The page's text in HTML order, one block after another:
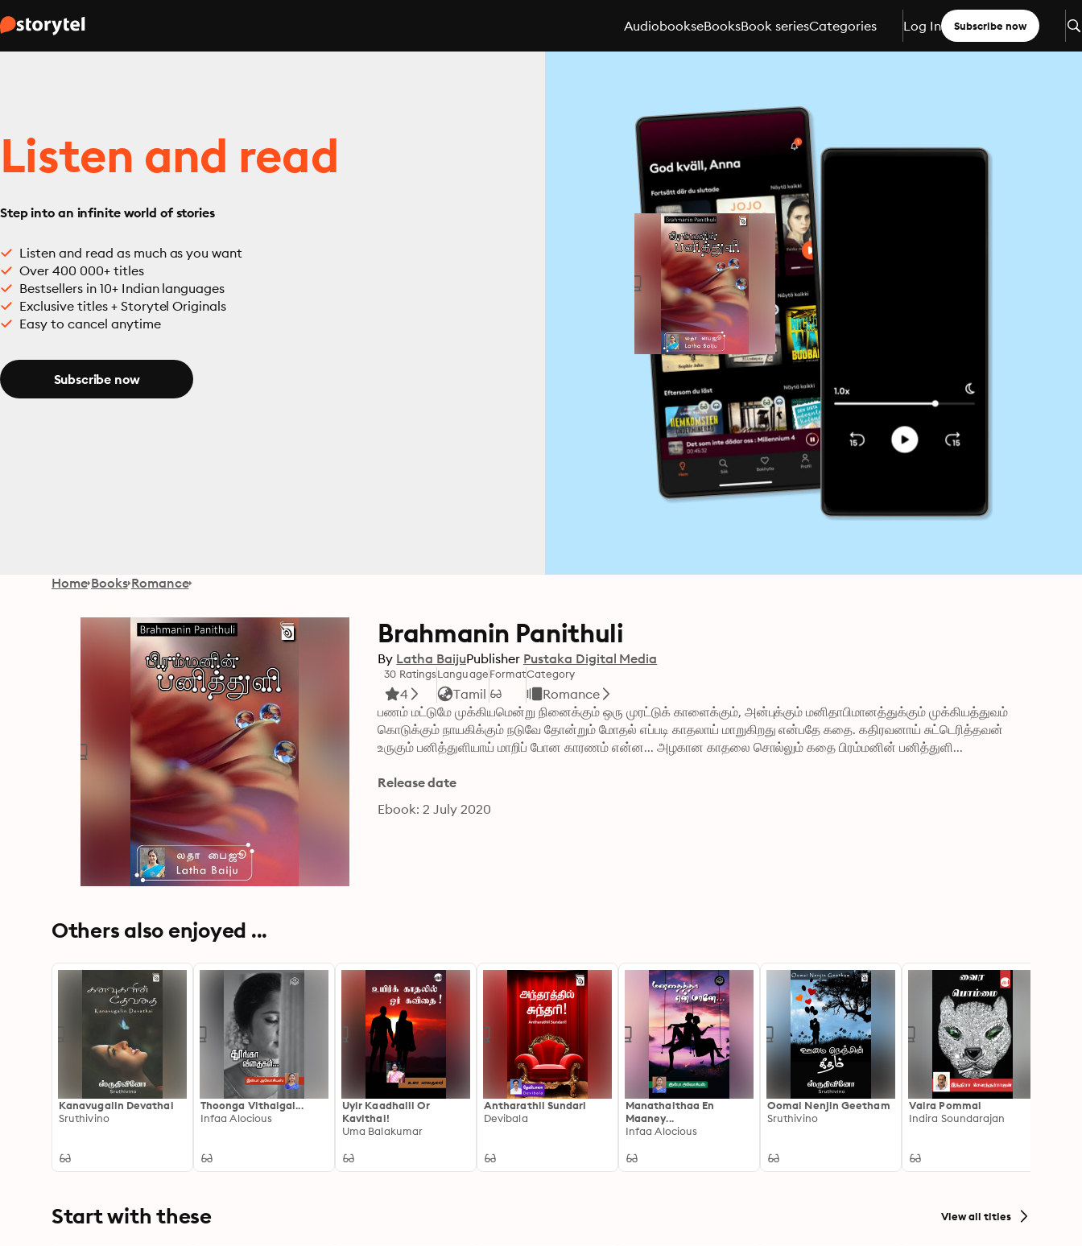
AudiobookseBooksBook seriesCategories Log In Subscribe now
Listen and read
Step into an infinite world of stories
Listen and read as much as you want
Over 400 000+ titles
Bestsellers in 10+ Indian languages
Exclusive titles + Storytel Originals
Easy to cancel anytime
Subscribe now
Home Books Romance
Brahmanin Panithuli
By Latha BaijuPublisher Pustaka Digital Media
30 Ratings
4
Language
Tamil
FormatCategory
Romance
பணம் மட்டுமே முக்கியமென்று நினைக்கும் ஒரு முரட்டுக் காளைக்கும், அன்புக்கும் மனிதாபிமானத்துக்கும் முக்கியத்துவம்
கொடுக்கும் நாயகிக்கும் நடுவே தோன்றும் மோதல் எப்படி காதலாய் மாறுகிறது என்பதே கதை. கதிரவனாய் சுட்டெரித்தவன்
உருகும் பனித்துளியாய் மாறிப் போன காரணம் என்ன... அழகான காதலை சொல்லும் கதை பிரம்மனின் பனித்துளி...
Release date
Ebook: 2 July 2020
Others also enjoyed ...
Kanavugalin Devathai
Sruthivino
Thoonga Vithaigal...
Infaa Alocious
Uyir Kaadhalil Or
Kavithai!
Uma Balakumar
Antharathil Sundari
Devibala
Manathaithaa En
Maaney...
Infaa Alocious
Oomai Nenjin Geetham
Sruthivino
Vaira Pommai
Indira Soundarajan
Start with these View all titles